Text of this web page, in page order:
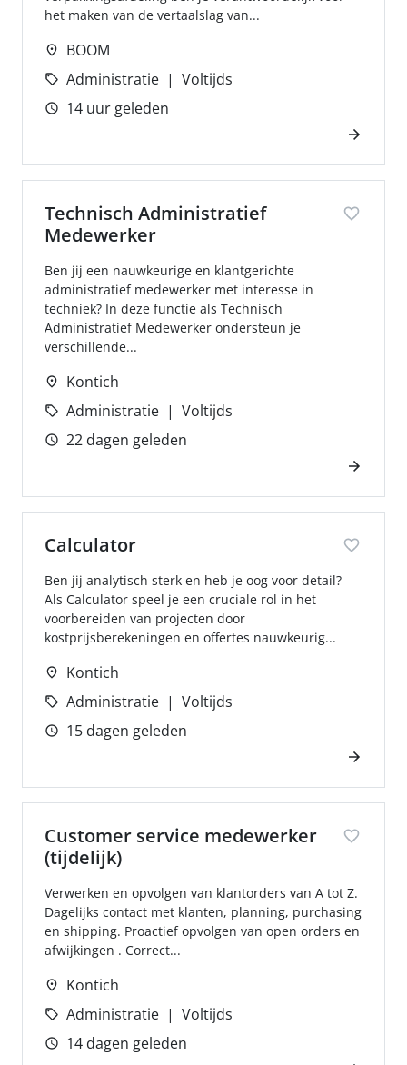
het maken van de vertaalslag van...
BOOM
Administratie
Voltijds
14 uur geleden
Technisch Administratief
Medewerker
Ben jij een nauwkeurige en klantgerichte
administratief medewerker met interesse in
techniek? In deze functie als Technisch
Administratief Medewerker ondersteun je
verschillende...
Kontich
Administratie
Voltijds
22 dagen geleden
Calculator
Ben jij analytisch sterk en heb je oog voor detail?
Als Calculator speel je een cruciale rol in het
voorbereiden van projecten door
kostprijsberekeningen en offertes nauwkeurig...
Kontich
Administratie
Voltijds
15 dagen geleden
Customer service medewerker
(tijdelijk)
Verwerken en opvolgen van klantorders van A tot Z.
Dagelijks contact met klanten, planning, purchasing
en shipping. Proactief opvolgen van open orders en
afwijkingen . Correct...
Kontich
Administratie
Voltijds
14 dagen geleden